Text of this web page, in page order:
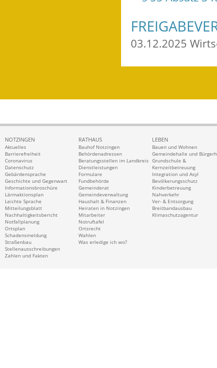
03.12.2025
NOTZINGEN
Aktuelles
Barrierefreiheit
Coronavirus
Datenschutz
Gebärdensprache
Geschichte und Gegenwart
Informationsbroschüre
Lärmaktionsplan
Leichte Sprache
Mitteilungsblatt
Nachhaltigkeitsbericht
Notfallplanung
Ortsplan
Schadensmeldung
Straßenbau
Stellenausschreibungen
Zahlen und Fakten
RATHAUS
Bauhof Notzingen
Behördenadressen
Beratungsstellen im Landkreis
Dienstleistungen
Formulare
Fundbehörde
Gemeinderat
Gemeindeverwaltung
Haushalt & Finanzen
Heiraten in Notzingen
Mitarbeiter
Notruftafel
Ortsrecht
Wahlen
Was erledige ich wo?
LEBEN
Bauen und Wohnen
Gemeindehalle und
Grundschule &
Kernzeitbetreuung
Integration und Asyl
Bevölkerungsschutz
Kinderbetreuung
Nahverkehr
Ver- & Entsorgung
Breitbandausbau
Klimaschutzagentur